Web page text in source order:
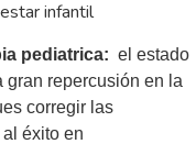
infantil
pediatrica: el estado
gran repercusión en la
corregir las
éxito en